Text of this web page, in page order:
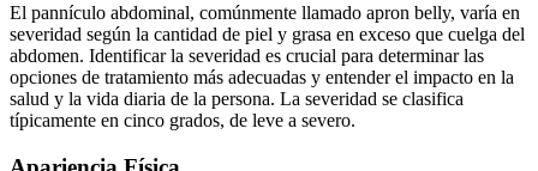
El pannículo abdominal, comúnmente llamado apron belly, varía en
severidad según la cantidad de piel y grasa en exceso que cuelga del
abdomen. Identificar la severidad es crucial para determinar las
opciones de tratamiento más adecuadas y entender el impacto en la
salud y la vida diaria de la persona. La severidad se clasifica
típicamente en cinco grados, de leve a severo.